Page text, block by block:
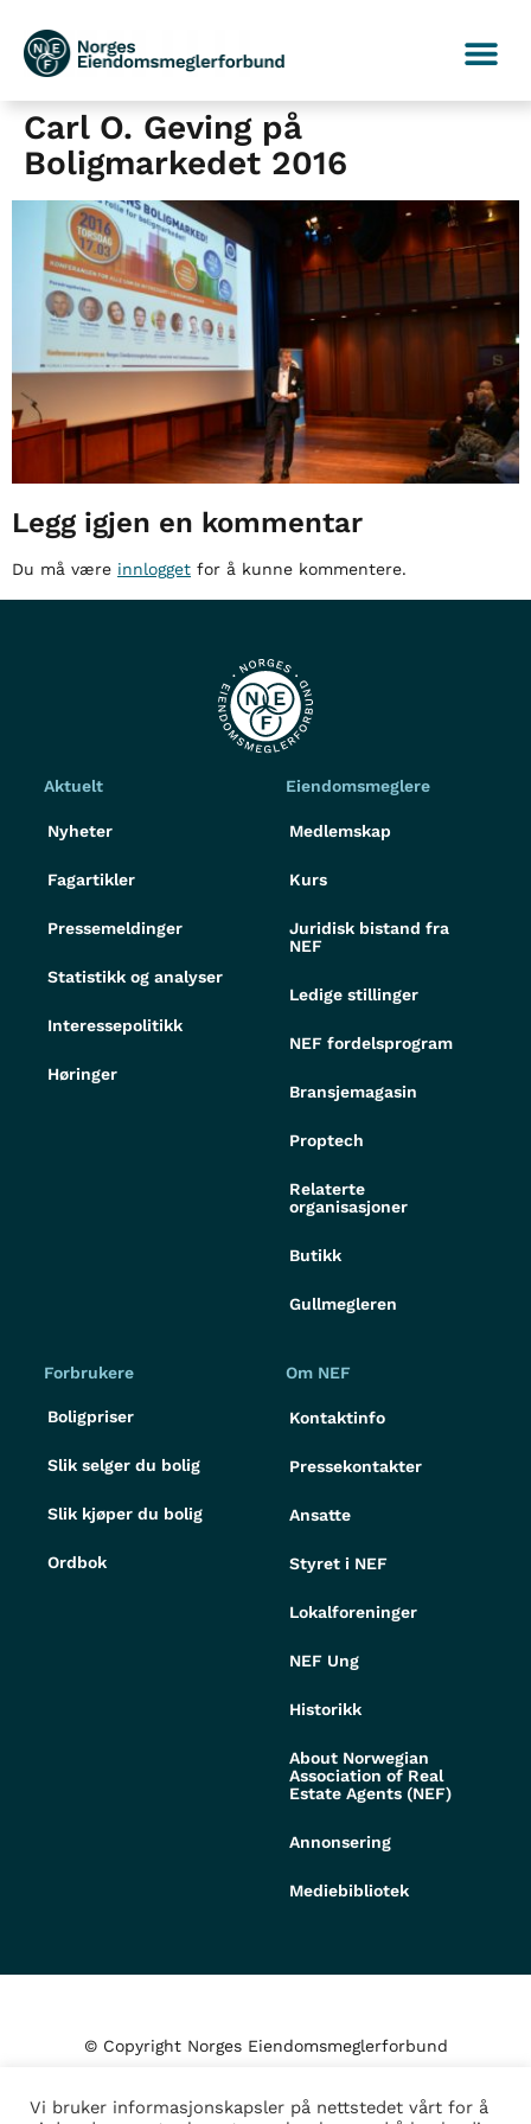
Carl O. Geving på
Boligmarkedet 2016
Legg igjen en kommentar
Du må være innlogget for å kunne kommentere.
Aktuelt
Nyheter
Fagartikler
Pressemeldinger
Statistikk og analyser
Interessepolitikk
Høringer
Eiendomsmeglere
Medlemskap
Kurs
Juridisk bistand fra
NEF
Ledige stillinger
NEF fordelsprogram
Bransjemagasin
Proptech
Relaterte
organisasjoner
Butikk
Gullmegleren
Forbrukere
Boligpriser
Slik selger du bolig
Slik kjøper du bolig
Ordbok
Om NEF
Kontaktinfo
Pressekontakter
Ansatte
Styret i NEF
Lokalforeninger
NEF Ung
Historikk
About Norwegian
Association of Real
Estate Agents (NEF)
Annonsering
Mediebibliotek
© Copyright Norges Eiendomsmeglerforbund
Personvern og cookies
Vi bruker informasjonskapsler på nettstedet vårt for å